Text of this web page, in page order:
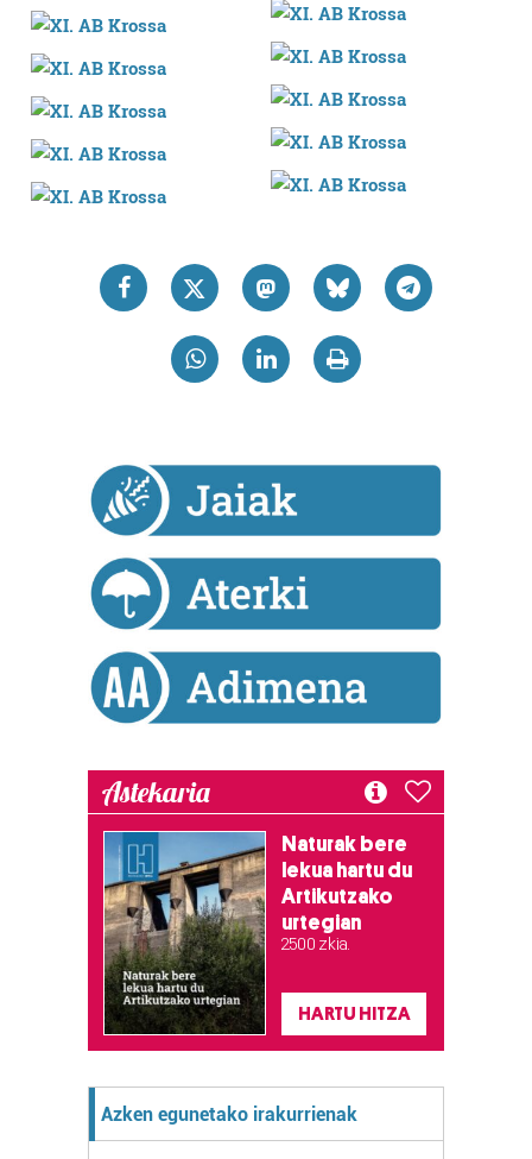
Astekaria
Naturak bere
lekua hartu du
Artikutzako
urtegian
2.500 zkia.
HARTU HITZA
Azken egunetako irakurrienak